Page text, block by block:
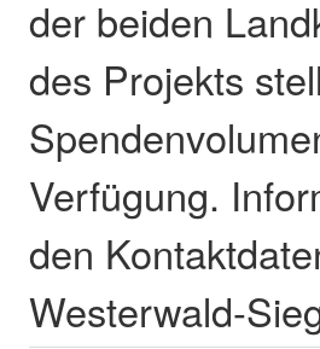
der beiden
des Projekts
Verfügung.
den
Westerwald-